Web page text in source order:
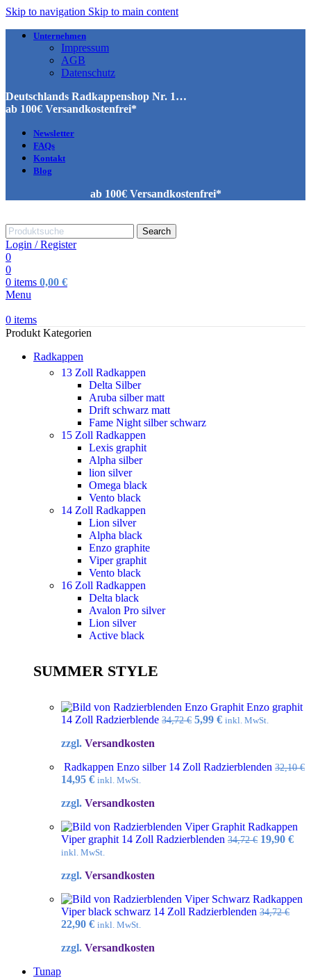
Skip to navigation Skip to main content
Unternehmen
Impressum
AGB
Datenschutz
Deutschlands Radkappenshop Nr. 1…
ab 100€ Versandkostenfrei*
Newsletter
FAQs
Kontakt
Blog
ab 100€ Versandkostenfrei*
Search
Login / Register
0
0
0 items 0,00 €
Menu
0 items
Produkt Kategorien
Radkappen
13 Zoll Radkappen
Delta Silber
Aruba silber matt
Drift schwarz matt
Fame Night silber schwarz
15 Zoll Radkappen
Lexis graphit
Alpha silber
lion silver
Omega black
Vento black
14 Zoll Radkappen
Lion silver
Alpha black
Enzo graphite
Viper graphit
Vento black
16 Zoll Radkappen
Delta black
Avalon Pro silver
Lion silver
Active black
SUMMER STYLE
Enzo graphit
14 Zoll Radzierblende 34,72€ Ursprünglicher
5,99 €Aktueller
inkl. MwSt.
zzgl. Versandkosten
Radkappen Enzo silber 14 Zoll Radzierblenden 32,10€
Ursprünglicher
war:
14,95 €Aktueller
ist:
inkl. MwSt.
zzgl. Versandkosten
Radkappen
Viper graphit 14 Zoll Radzierblenden 34,72€ 19,90 €
inkl. MwSt.
zzgl. Versandkosten
Radkappen
Viper black schwarz 14 Zoll Radzierblenden 34,72€
Ursprünglicher
war:
22,90 €Aktueller
ist:
inkl. MwSt.
zzgl. Versandkosten
Tunap